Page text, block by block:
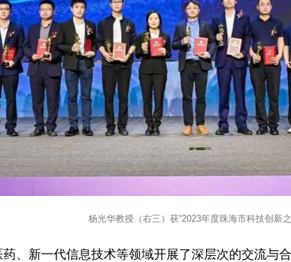
杨光华教授（右三）获“2023年度珠海市科技创新
、新一代信息技术等领域开展了深层次的交流与